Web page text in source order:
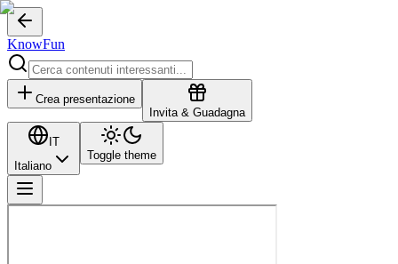
KnowFun
Crea presentazione
Invita & Guadagna
IT
Italiano
Toggle theme